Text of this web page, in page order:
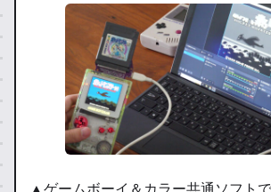
▲ゲームボーイ＆カラー共通ソフト